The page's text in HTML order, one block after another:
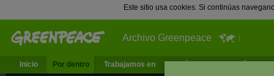
Este sitio usa cookies. Si continúas
Archivo Greenpeace
Inicio Por dentro Trabajamos en ¿Qué puedes hacer tú?